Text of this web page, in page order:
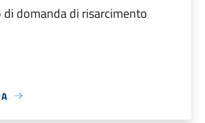
domanda di risarcimento